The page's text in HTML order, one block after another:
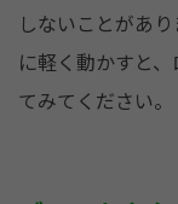
しないことがあ
に軽く動かすと
てみてください。